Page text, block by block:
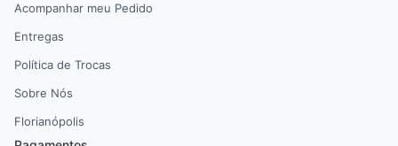
Acompanhar meu Pedido
Entregas
Política de Trocas
Sobre Nós
Florianópolis